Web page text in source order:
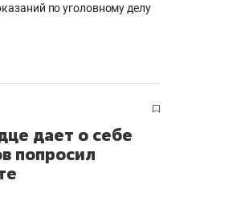
по уголовному делу
дает о себе
попросил